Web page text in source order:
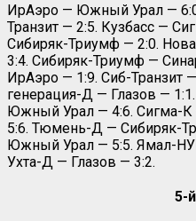
ИрАэро — Южный Урал —
Транзит — 2:5. Кузбасс —
Сибиряк-Триумф — 2:0.
3:4. Сибиряк-Триумф —
ИрАэро — 1:9. Сиб-
генерация-Д — Глазов —
Южный Урал — 4:6. Сигма-
5:6. Тюмень-Д — Сибиряк-
Южный Урал — 5:5. Ямал-
Ухта-Д — Глазов — 3:2.
5-